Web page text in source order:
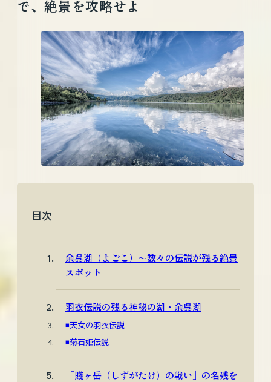
で、絶景を攻略せよ
目次
余呉湖（よごこ）〜数々の伝説が残る絶景
スポット
羽衣伝説の残る神秘の湖・余呉湖
◾️天女の羽衣伝説
◾️菊石姫伝説
「賤ヶ岳（しずがたけ）の戦い」の名残を